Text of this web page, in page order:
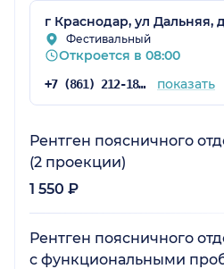
г Краснодар, ул Дальняя,
Фестивальный
Откроется в 08:00
+7 (861) 212-18-74 показать
Рентген поясничного
(2 проекции)
1 550 ₽
Рентген поясничного
с функциональными